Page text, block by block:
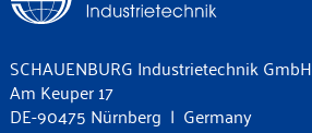
SCHAUENBURG Industrietechnik GmbH
Am Keuper 17
DE-90475 Nürnberg | Germany